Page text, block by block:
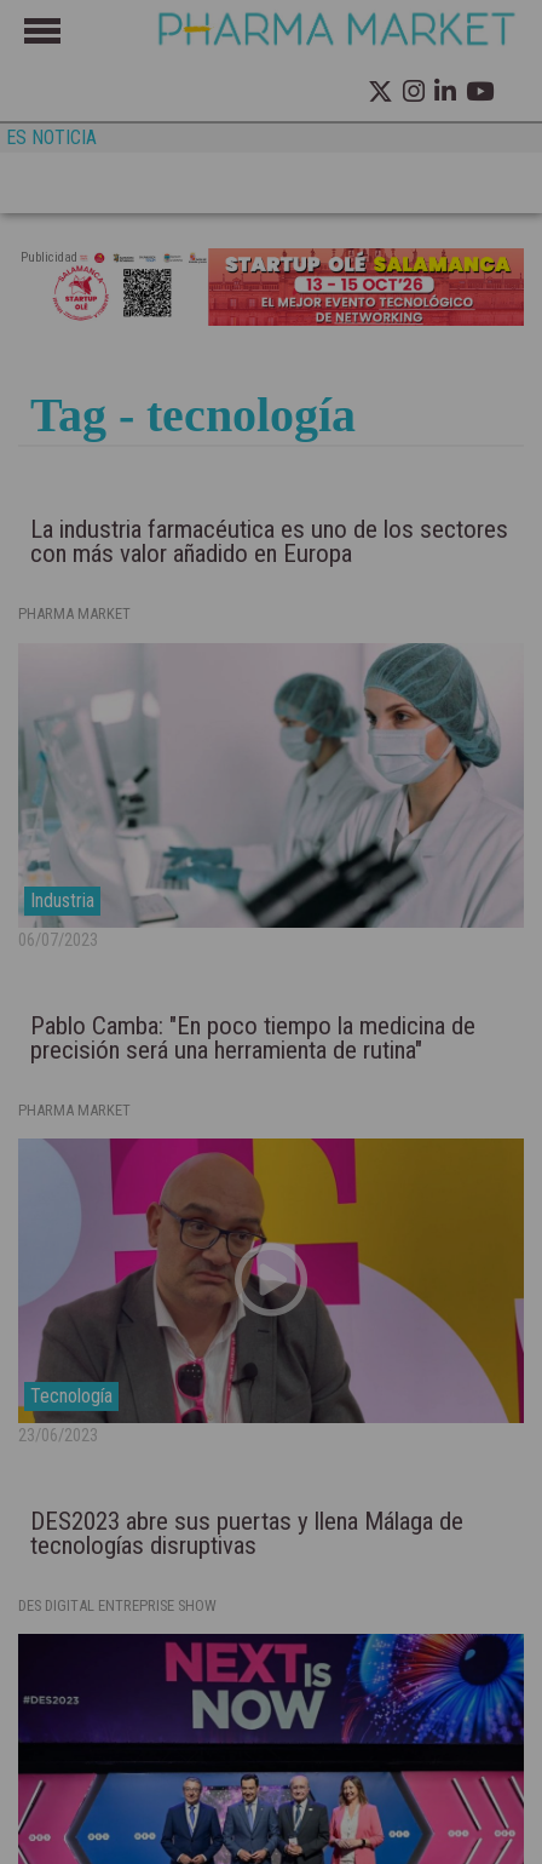
ES NOTICIA
Publicidad
Tag - tecnología
La industria farmacéutica es uno de los sectores
con más valor añadido en Europa
PHARMA MARKET
Industria
06/07/2023
Pablo Camba: "En poco tiempo la medicina de
precisión será una herramienta de rutina"
PHARMA MARKET
Tecnología
23/06/2023
DES2023 abre sus puertas y llena Málaga de
tecnologías disruptivas
DES DIGITAL ENTREPRISE SHOW